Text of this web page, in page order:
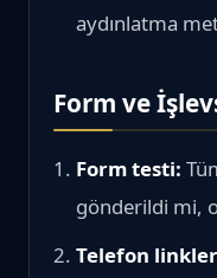
aydınlatma
Form ve
Form testi:
gönderildi mi,
Telefon